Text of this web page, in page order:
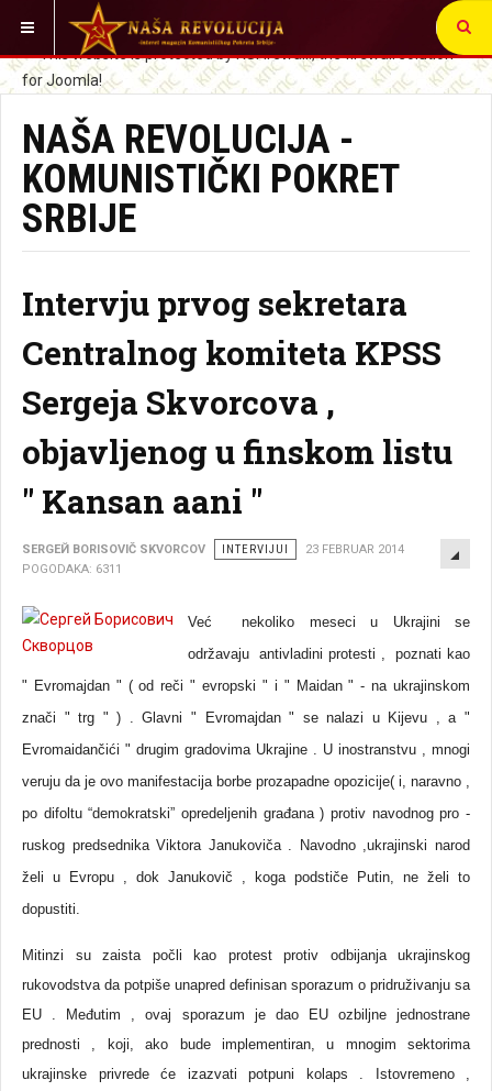
VI STE OVDE:
NAŠA REVOLUCIJA -
KOMUNISTIČKI POKRET
SRBIJE
Intervju prvog sekretara
Centralnog komiteta KPSS
Sergeja Skvorcova ,
objavljenog u finskom listu
" Kansan aani "
SERGEЙ BORISOVIČ SKVORCOV INTERVIJUI
23 FEBRUAR 2014
POGODAKA: 6311
Već nekoliko meseci u Ukrajini se
održavaju antivladini protesti , poznati kao
" Evromajdan " ( od reči " evropski " i " Maidan " - na ukrajinskom
znači " trg " ) . Glavni " Evromajdan " se nalazi u Kijevu , a "
Evromaidančići " drugim gradovima Ukrajine . U inostranstvu , mnogi
veruju da je ovo manifestacija borbe prozapadne opozicije( i, naravno ,
po difoltu “demokratski” opredeljenih građana ) protiv navodnog pro -
ruskog predsednika Viktora Janukoviča . Navodno ,ukrajinski narod
želi u Evropu , dok Janukovič , koga podstiče Putin, ne želi to
dopustiti.
Mitinzi su zaista počli kao protest protiv odbijanja ukrajinskog
rukovodstva da potpiše unapred definisan sporazum o pridruživanju sa
EU . Međutim , ovaj sporazum je dao EU ozbiljne jednostrane
prednosti , koji, ako bude implementiran, u mnogim sektorima
ukrajinske privrede će izazvati potpuni kolaps . Istovremeno ,